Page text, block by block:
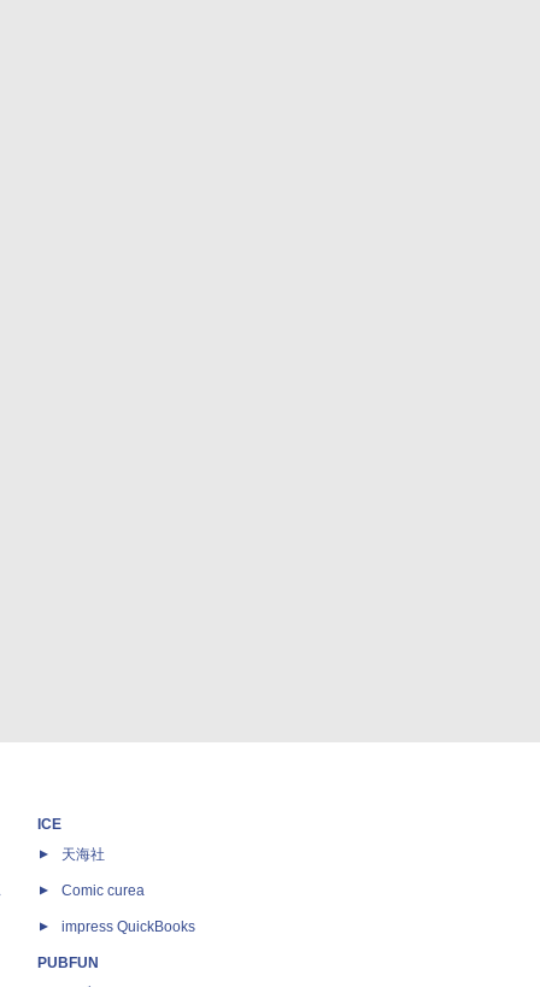
ICE
天海社
Comic curea
impress QuickBooks
PUBFUN